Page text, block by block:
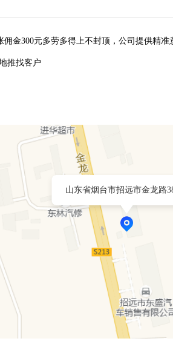
佣金300元多劳多得上不封顶，公司提供精
推找客户
山东省烟台市招远市金龙路